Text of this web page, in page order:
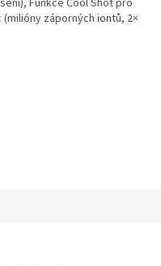
Funkce Cool Shot pro
záporných iontů, 2×